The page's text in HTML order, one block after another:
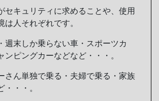
セキュリティに求めることや、使用
人それぞれです。
週末しか乗らない車・スポーツカ
ンピングカーなどなど・・・。
さん単独で乗る・夫婦で乗る・家族
・・。